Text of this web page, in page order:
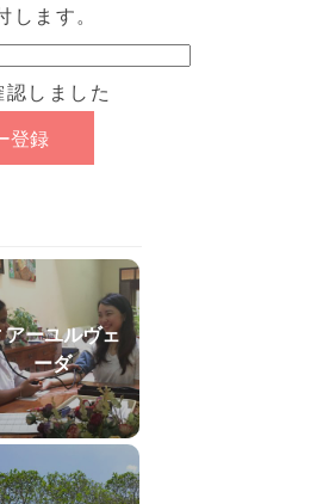
ます。
しました
アーユルヴェ
ーダ